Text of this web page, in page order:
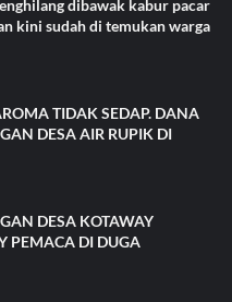
dibawak kabur pacar
kini sudah di temukan warga
TIDAK SEDAP. DANA
DESA AIR RUPIK DI
DESA KOTAWAY
PEMACA DI DUGA